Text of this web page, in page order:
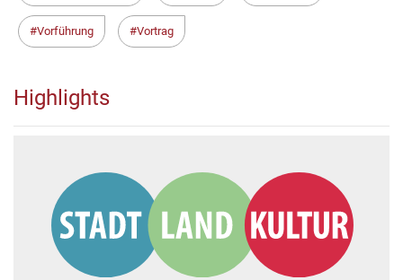
Vorführung Vortrag
Highlights